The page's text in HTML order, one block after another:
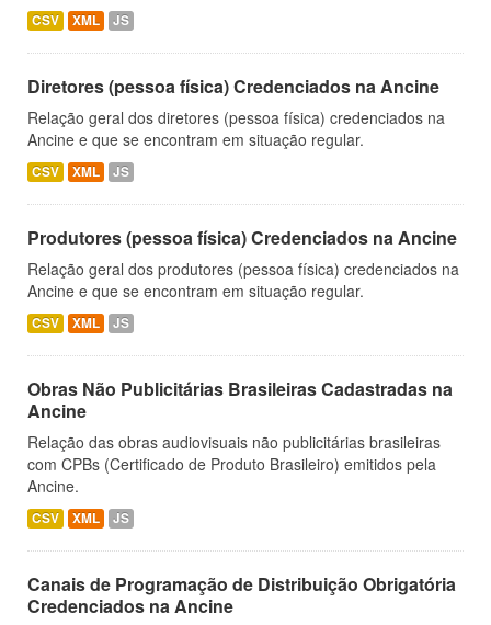
CSV XML JS
Diretores (pessoa física) Credenciados na Ancine
Relação geral dos diretores (pessoa física) credenciados na
Ancine e que se encontram em situação regular.
CSV XML JS
Produtores (pessoa física) Credenciados na Ancine
Relação geral dos produtores (pessoa física) credenciados na
Ancine e que se encontram em situação regular.
CSV XML JS
Obras Não Publicitárias Brasileiras Cadastradas na
Ancine
Relação das obras audiovisuais não publicitárias brasileiras
com CPBs (Certificado de Produto Brasileiro) emitidos pela
Ancine.
CSV XML JS
Canais de Programação de Distribuição Obrigatória
Credenciados na Ancine